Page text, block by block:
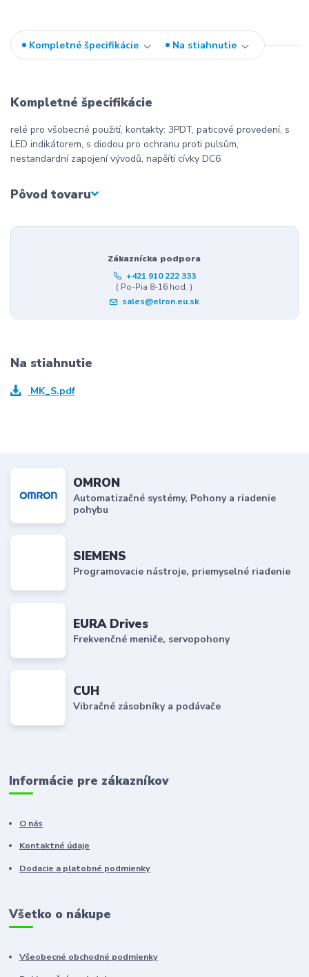
Kompletné špecifikácie Na stiahnutie
Kompletné špecifikácie
relé pro všobecné použití, kontakty: 3PDT, paticové provedení, s
LED indikátorem, s diodou pro ochranu proti pulsům,
nestandardní zapojení vývodů, napěítí cívky DC6
Pôvod tovaru
Zákaznícka podpora
+421 910 222 333
( Po-Pia 8-16 hod. )
sales@elron.eu.sk
Na stiahnutie
MK_S.pdf
OMRON
Automatizačné systémy, Pohony a riadenie
pohybu
SIEMENS
Programovacie nástroje, priemyselné riadenie
EURA Drives
Frekvenčné meniče, servopohony
CUH
Vibračné zásobníky a podávače
Informácie pre zákazníkov
O nás
Kontaktné údaje
Dodacie a platobné podmienky
Všetko o nákupe
Všeobecné obchodné podmienky